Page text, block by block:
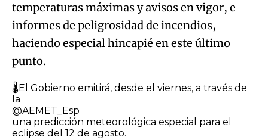
temperaturas máximas y avisos en vigor, e
informes de peligrosidad de incendios,
haciendo especial hincapié en este último
punto.
🌡️El Gobierno emitirá, desde el viernes, a través de
la
@AEMET_Esp
una predicción meteorológica especial para el
eclipse del 12 de agosto.